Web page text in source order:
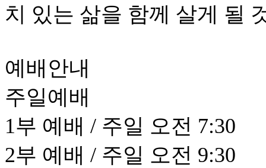
치 있는 삶을 함께 살게 될
예배안내
주일예배
1부 예배 / 주일 오전 7:30
2부 예배 / 주일 오전 9:30